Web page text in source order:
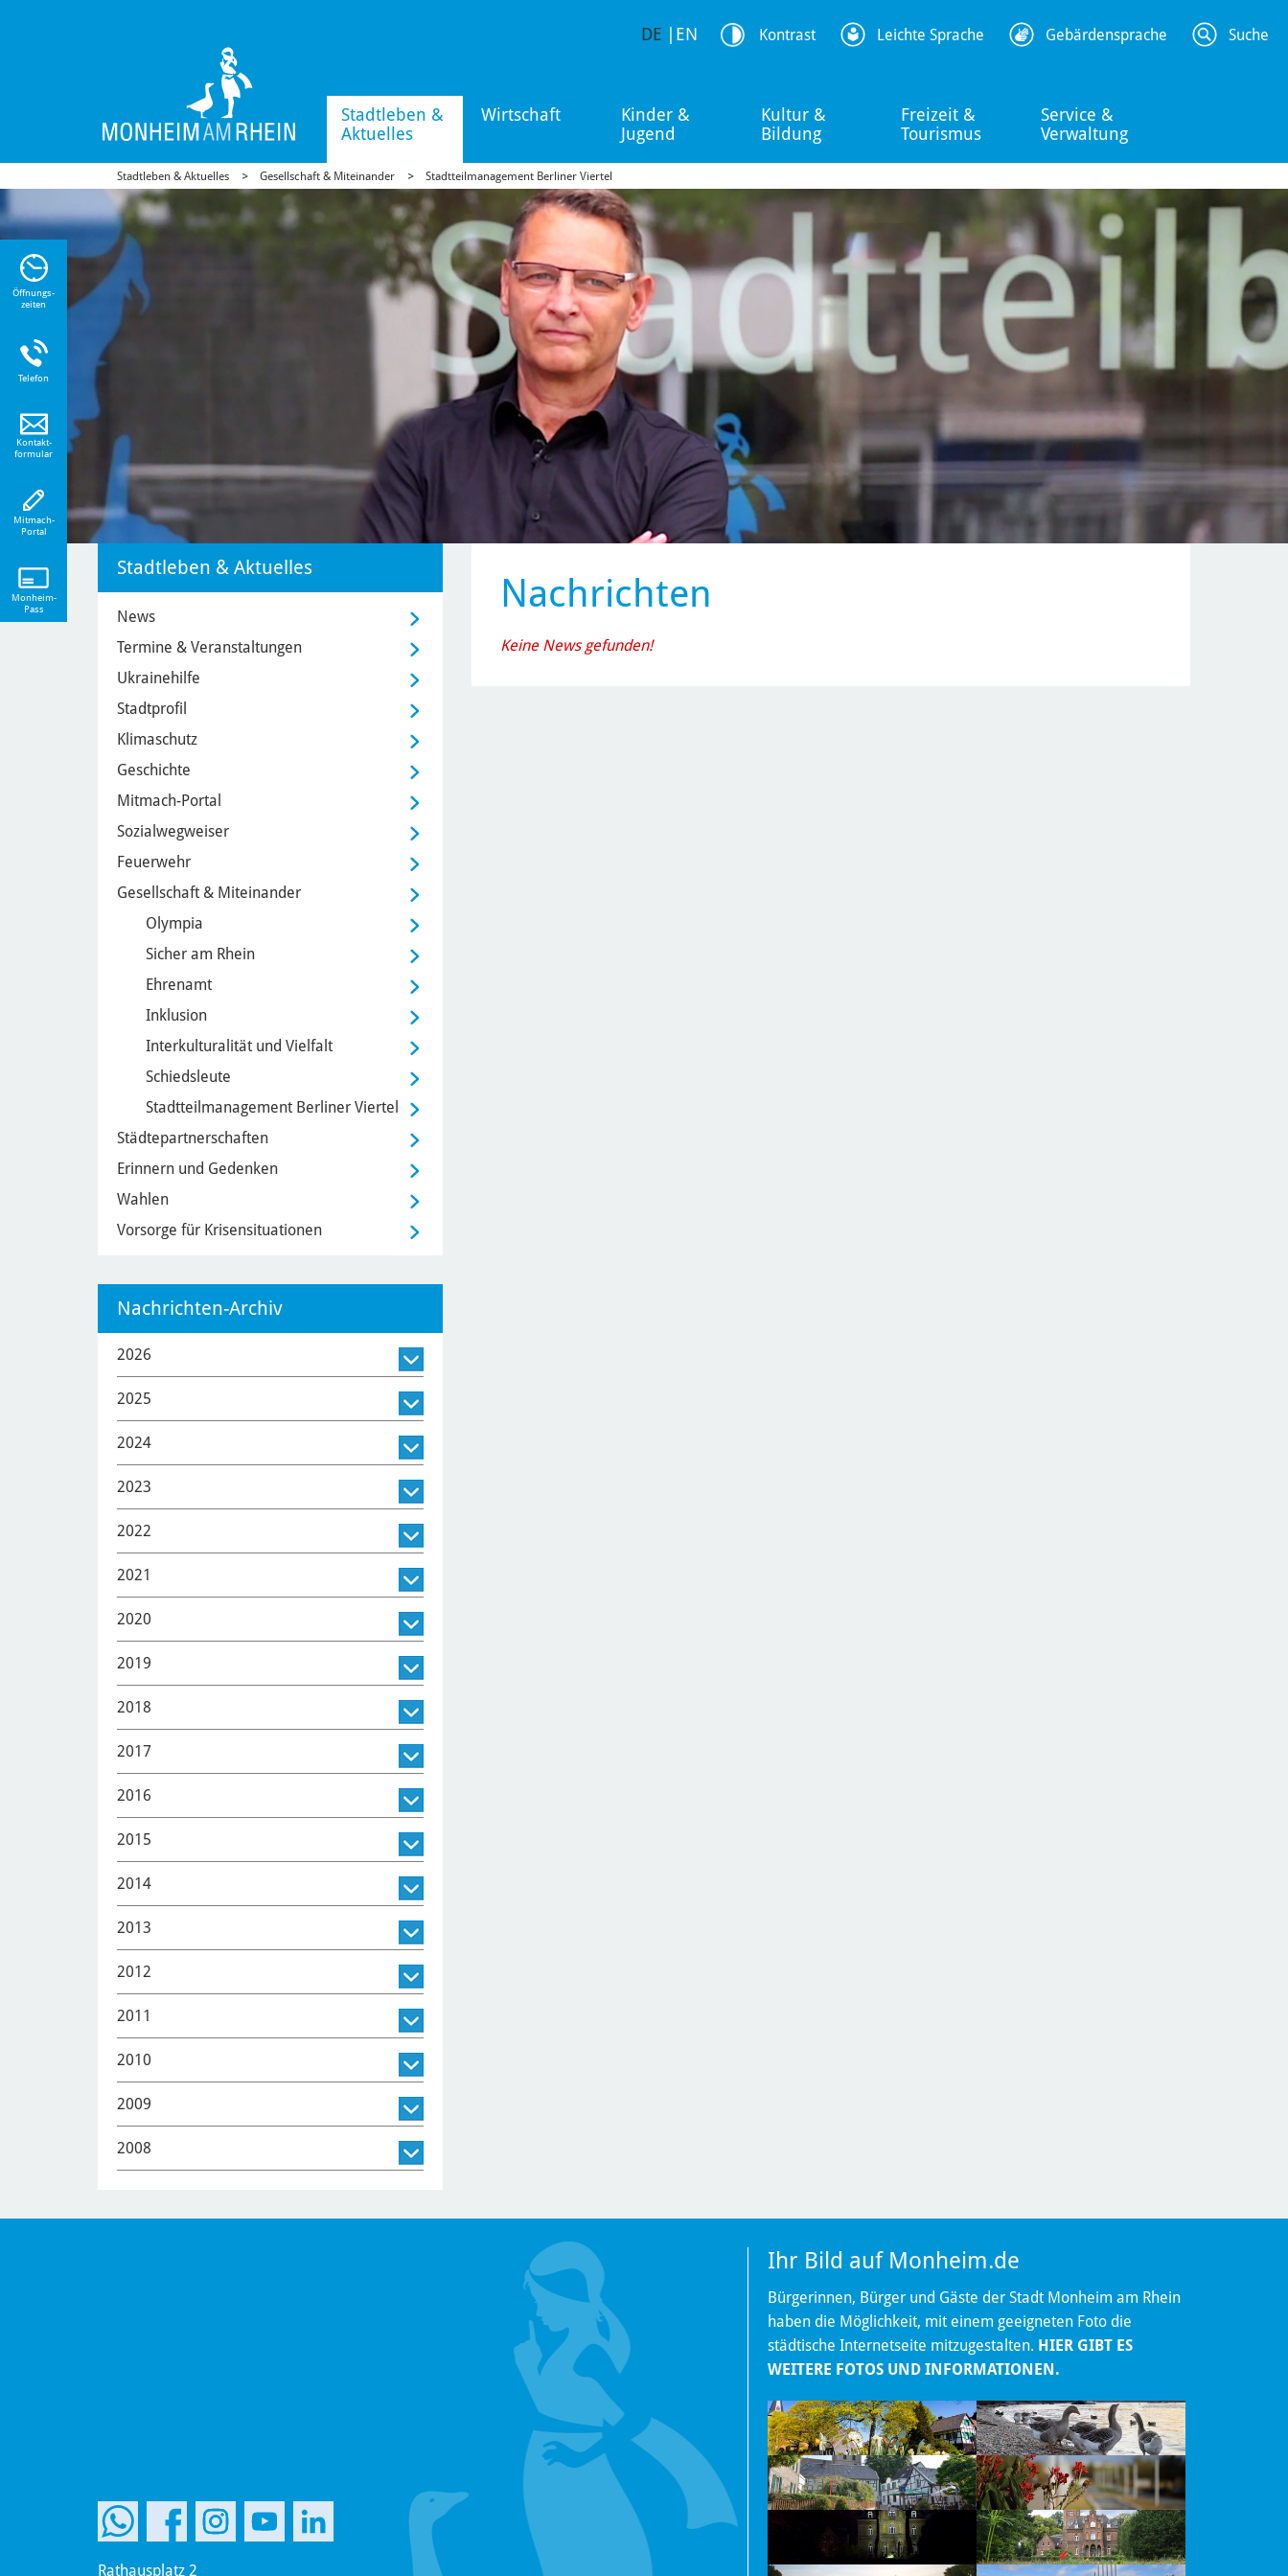
Stadtleben &
Aktuelles
Wirtschaft
Kinder &
Jugend
Kultur &
Bildung
Freizeit &
Tourismus
Service &
Verwaltung
DE EN Kontrast Leichte Sprache Gebärdensprache Suche
Stadtleben & Aktuelles Gesellschaft & Miteinander Stadtteilmanagement Berliner Viertel
Nachrichten
Keine News gefunden!
Stadtleben & Aktuelles
News
Termine & Veranstaltungen
Ukrainehilfe
Stadtprofil
Klimaschutz
Geschichte
Mitmach-Portal
Sozialwegweiser
Feuerwehr
Gesellschaft & Miteinander
Olympia
Sicher am Rhein
Ehrenamt
Inklusion
Interkulturalität und Vielfalt
Schiedsleute
Stadtteilmanagement Berliner Viertel
Städtepartnerschaften
Erinnern und Gedenken
Wahlen
Vorsorge für Krisensituationen
Nachrichten-Archiv
2026
2025
2024
2023
2022
2021
2020
2019
2018
2017
2016
2015
2014
2013
2012
2011
2010
2009
2008
Rathausplatz 2
Ihr Bild auf Monheim.de
Bürgerinnen, Bürger und Gäste der Stadt Monheim am Rhein
haben die Möglichkeit, mit einem geeigneten Foto die
städtische Internetseite mitzugestalten. HIER GIBT ES
WEITERE FOTOS UND INFORMATIONEN.
Öffnungs-
zeiten
Telefon
Kontakt-
formular
Mitmach-
Portal
Monheim-
Pass
Sie
zu